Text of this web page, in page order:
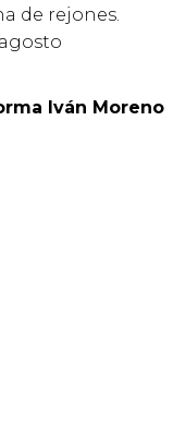
de rejones.
Iván Moreno